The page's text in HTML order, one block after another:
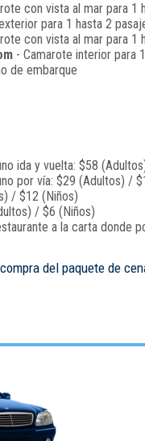
con vista al mar para 1
para 1 hasta 2
con vista al mar para 1
- Camarote interior para
de embarque
ida y vuelta: $58
por vía: $29 (Adultos) /
/ $12 (Niños)
/ $6 (Niños)
a la carta donde
del paquete de